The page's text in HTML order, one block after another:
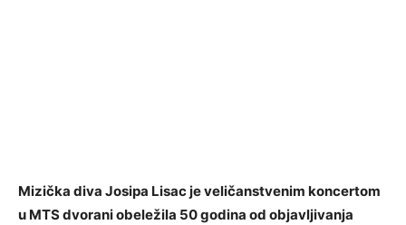
Mizička diva Josipa Lisac je veličanstvenim koncertom
u MTS dvorani obeležila 50 godina od objavljivanja